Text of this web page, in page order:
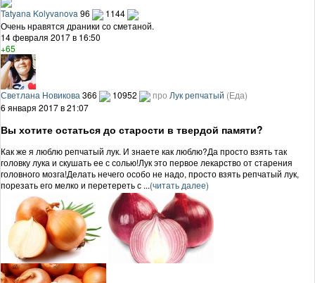
Tatyana Kolyvanova 96
1144
Очень нравятся драники со сметаной.
14 февраля 2017 в 16:50
+65
Светлана Новикова 366 10952 про Лук репчатый (Еда)
6 января 2017 в 21:07
Вы хотите остаться до старости в твердой памяти?
Как же я люблю репчатый лук. И знаете как люблю?Да просто взять так
головку лука и скушать ее с солью!Лук это первое лекарство от старения
головного мозга!Делать нечего особо не надо, просто взять репчатый лук,
порезать его мелко и перетереть с ...(читать далее)